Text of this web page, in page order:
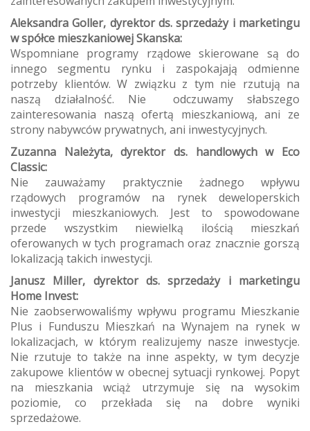
Aleksandra Goller, dyrektor ds. sprzedaży i marketingu
w spółce mieszkaniowej Skanska:
Wspomniane programy rządowe skierowane są do
innego segmentu rynku i zaspokajają odmienne
potrzeby klientów. W związku z tym nie rzutują na
naszą działalność. Nie odczuwamy słabszego
zainteresowania naszą ofertą mieszkaniową, ani ze
strony nabywców prywatnych, ani inwestycyjnych.
Zuzanna Należyta, dyrektor ds. handlowych w Eco
Classic:
Nie zauważamy praktycznie żadnego wpływu
rządowych programów na rynek deweloperskich
inwestycji mieszkaniowych. Jest to spowodowane
przede wszystkim niewielką ilością mieszkań
oferowanych w tych programach oraz znacznie gorszą
lokalizacją takich inwestycji.
Janusz Miller, dyrektor ds. sprzedaży i marketingu
Home Invest:
Nie zaobserwowaliśmy wpływu programu Mieszkanie
Plus i Funduszu Mieszkań na Wynajem na rynek w
lokalizacjach, w którym realizujemy nasze inwestycje.
Nie rzutuje to także na inne aspekty, w tym decyzje
zakupowe klientów w obecnej sytuacji rynkowej. Popyt
na mieszkania wciąż utrzymuje się na wysokim
poziomie, co przekłada się na dobre wyniki
sprzedażowe.